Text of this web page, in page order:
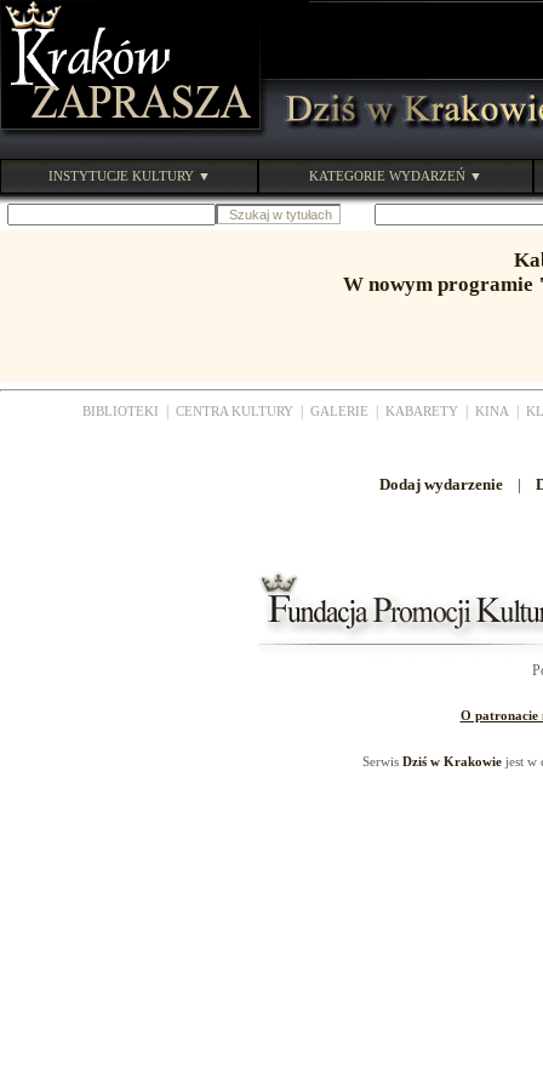
INSTYTUCJE KULTURY ▼ KATEGORIE WYDARZEŃ ▼
W nowym programie
BIBLIOTEKI CENTRA KULTURY GALERIE KABARETY KINA
Dodaj wydarzenie |
O patronacie
Serwis Dziś w Krakowiejest w